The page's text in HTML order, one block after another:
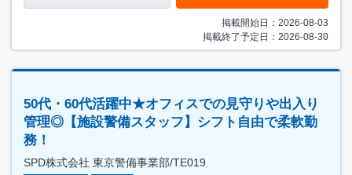
掲載開始日：2026-08-03
掲載終了予定日：2026-08-30
50代・60代活躍中★オフィスでの見守りや出入り
管理◎【施設警備スタッフ】シフト自由で柔軟勤
務！
SPD株式会社 東京警備事業部/TE019